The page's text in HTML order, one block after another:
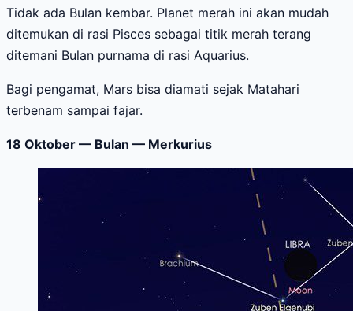
Tidak ada Bulan kembar. Planet merah ini akan mudah
ditemukan di rasi Pisces sebagai titik merah terang
ditemani Bulan purnama di rasi Aquarius.
Bagi pengamat, Mars bisa diamati sejak Matahari
terbenam sampai fajar.
18 Oktober — Bulan — Merkurius